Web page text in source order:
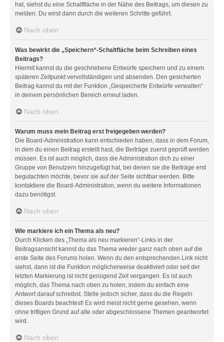
hat, siehst du eine Schaltfläche in der Nähe des Beitrags, um diesen zu
melden. Du wirst dann durch die weiteren Schritte geführt.
Nach oben
Was bewirkt die „Speichern“-Schaltfläche beim Schreiben eines
Beitrags?
Hiermit kannst du die geschriebene Entwürfe speichern und zu einem
späteren Zeitpunkt vervollständigen und absenden. Den gesicherten
Beitrag kannst du mit der Funktion „Gespeicherte Entwürfe verwalten“
in deinem persönlichen Bereich erneut laden.
Nach oben
Warum muss mein Beitrag erst freigegeben werden?
Die Board-Administration kann entschieden haben, dass in dem Forum,
in dem du einen Beitrag erstellt hast, die Beiträge zuerst geprüft werden
müssen. Es ist auch möglich, dass die Administration dich zu einer
Gruppe von Benutzern hinzugefügt hat, bei denen sie die Beiträge erst
begutachten möchte, bevor sie auf der Seite sichtbar werden. Bitte
kontaktiere die Board-Administration, wenn du weitere Informationen
dazu benötigst.
Nach oben
Wie markiere ich ein Thema als neu?
Durch Klicken des „Thema als neu markieren“-Links in der
Beitragsansicht kannst du das Thema wieder ganz nach oben auf die
erste Seite des Forums holen. Wenn du den entsprechenden Link nicht
siehst, dann ist die Funktion möglicherweise deaktiviert oder seit der
letzten Markierung ist nicht genügend Zeit vergangen. Es ist auch
möglich, das Thema nach oben zu holen, indem du einfach eine
Antwort darauf schreibst. Stelle jedoch sicher, dass du die Regeln
dieses Boards beachtest! Es wird meist nicht gerne gesehen, wenn
ohne triftigen Grund auf alte oder abgeschlossene Themen geantwortet
wird.
Nach oben